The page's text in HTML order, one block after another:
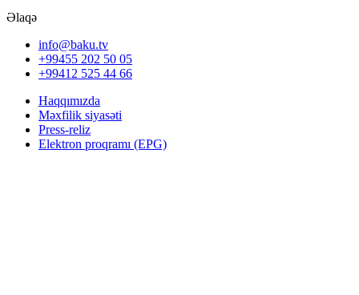
Əlaqə
info@baku.tv
+99455 202 50 05
+99412 525 44 66
Haqqımızda
Məxfilik siyasəti
Press-reliz
Elektron proqramı (EPG)